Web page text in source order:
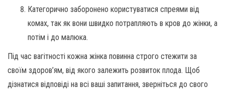
Категорично заборонено користуватися спреями від
комах, так як вони швидко потрапляють в кров до жінки, а
потім і до малюка.
Під час вагітності кожна жінка повинна строго стежити за
своїм здоров’ям, від якого залежить розвиток плода. Щоб
дізнатися відповіді на всі ваші запитання, зверніться до свого